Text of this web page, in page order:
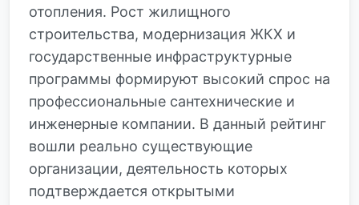
отопления. Рост жилищного
строительства, модернизация ЖКХ и
государственные инфраструктурные
программы формируют высокий спрос на
профессиональные сантехнические и
инженерные компании. В данный рейтинг
вошли реально существующие
организации, деятельность которых
подтверждается открытыми